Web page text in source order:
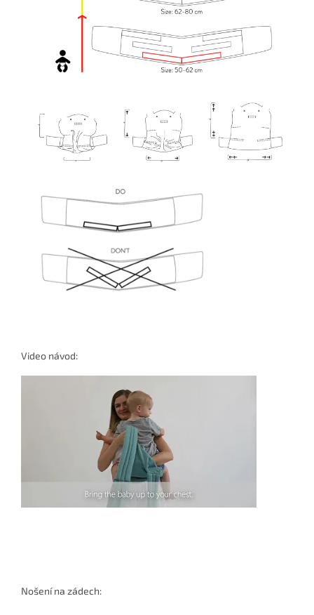
Video návod:
Nošení na zádech: